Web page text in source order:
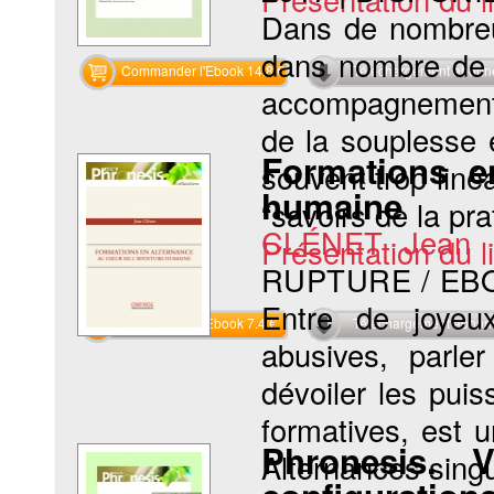
Commander l'Ebook 14.8 € Téléchargement
Dans de
dans nombre
de la souplesse
souvent trop
“savoirs de la
Présentation du
Commander l'Ebook 7.4 € Téléchargement
Formations
humaine
CLÉNET Jean
RUPTURE /
Entre de
abusives,
dévoiler les
formatives, est
Alternances
Phronesis.